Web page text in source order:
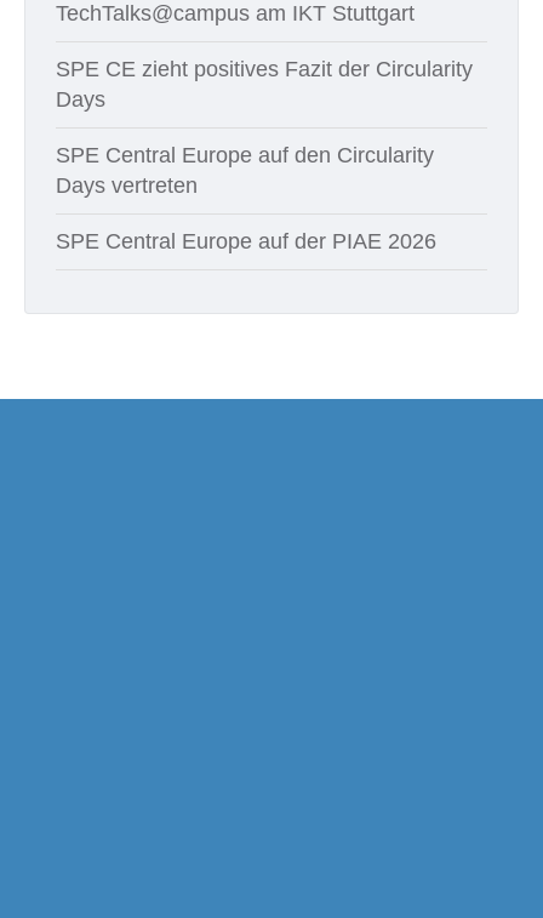
TechTalks@campus am IKT Stuttgart
SPE CE zieht positives Fazit der Circularity
Days
SPE Central Europe auf den Circularity
Days vertreten
SPE Central Europe auf der PIAE 2026